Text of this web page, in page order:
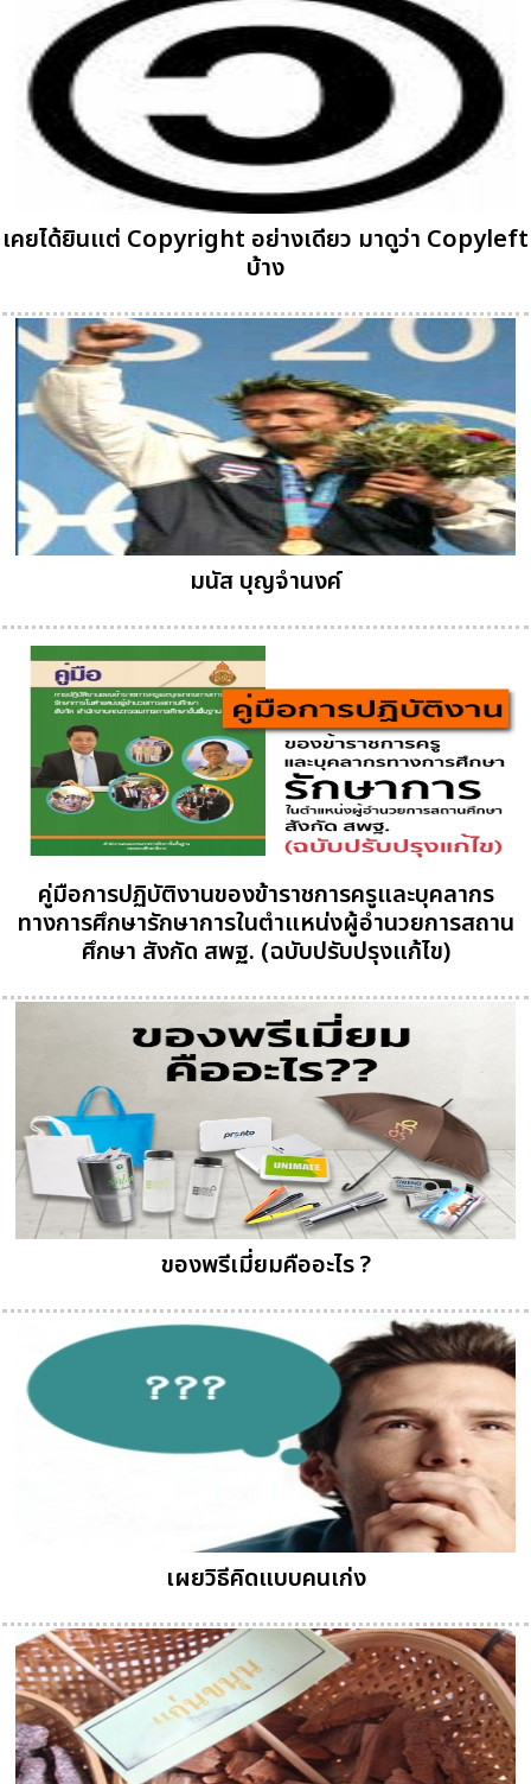
เคยได้ยินแต่ Copyright อย่างเดียว มาดูว่า Copyleft
บ้าง
มนัส บุญจำนงค์
คู่มือการปฏิบัติงานของข้าราชการครูและบุคลากร
ทางการศึกษารักษาการในตำแหน่งผู้อำนวยการสถาน
ศึกษา สังกัด สพฐ. (ฉบับปรับปรุงแก้ไข)
ของพรีเมี่ยมคืออะไร ?
เผยวิธีคิดแบบคนเก่ง